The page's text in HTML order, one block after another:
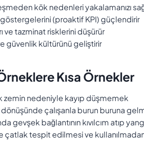
kök nedenleri yakalamanızı
(proaktif KPI) güçlendirir
ve tazminat risklerini düşürür
ve güvenlik kültürünü geliştirir
Kısa Örnekler
zemin nedeniyle kayıp düşmemek
çalışanla burun buruna
gevşek bağlantının kıvılcım atıp
çatlak tespit edilmesi ve